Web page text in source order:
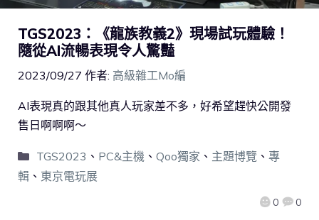
TGS2023：《龍族教義2》現場試玩體驗！
隨從AI流暢表現令人驚豔
2023/09/27 作者: 高級雜工Mo編
0 0
AI表現真的跟其他真人玩家差不多，好希望趕快公開發
售日啊啊啊～
TGS2023 、 PC&主機、 Qoo獨家 、 主題博覽 、 專
輯 、 東京電玩展